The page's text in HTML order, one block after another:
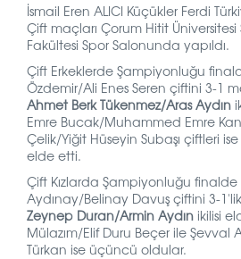
İsmail Eren ALICI Küçükler Ferdi
Çift maçları Çorum Hitit Üniversitesi
Fakültesi Spor Salonunda yapıldı.
Çift Erkeklerde Şampiyonluğu
Özdemir/Ali Enes Seren çiftini 3-1
Ahmet Berk Tükenmez/Aras Aydın
Emre Bucak/Muhammed Emre
Çelik/Yiğit Hüseyin Subaşı çiftleri
elde etti.
Çift Kızlarda Şampiyonluğu finalde
Aydınay/Belinay Davuş çiftini 3-
Zeynep Duran/Armin Aydın ikilisi
Mülazım/Elif Duru Beçer ile Şevval
Türkan ise üçüncü oldular.